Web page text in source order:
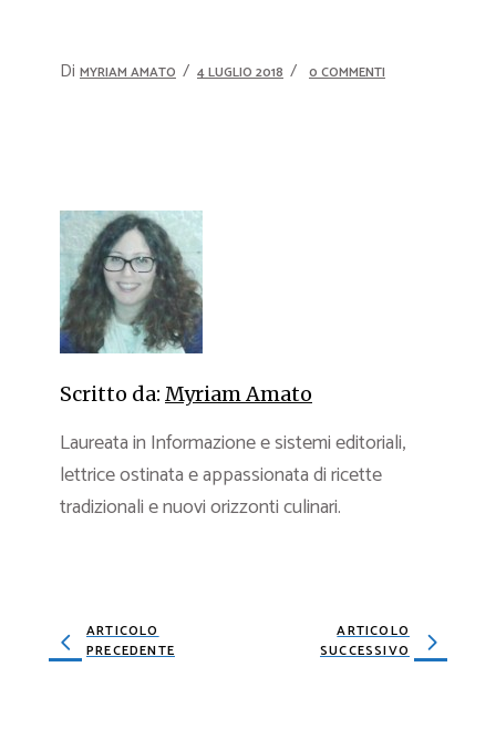
Di MYRIAM AMATO 4 LUGLIO 2018 0 COMMENTI
Scritto da: Myriam Amato
Laureata in Informazione e sistemi editoriali,
lettrice ostinata e appassionata di ricette
tradizionali e nuovi orizzonti culinari.
ARTICOLO
PRECEDENTE
ARTICOLO
SUCCESSIVO